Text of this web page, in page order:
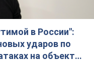
в России":
ударов по
на объекты